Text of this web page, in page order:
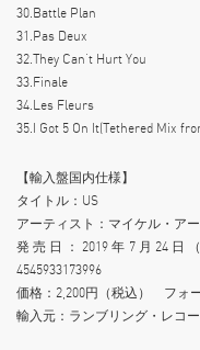
30.Battle Plan
31.Pas Deux
32.They Can’t Hurt You
33.Finale
34.Les Fleurs
35.I Got 5 On It(Tethered Mix
【輸入盤国内仕様】
タイトル：US
アーティスト：マイケル・ア
発売日：2019年7月24
4545933173996
価格：2,200円（税込） フォ
輸入元：ランブリング・レコ